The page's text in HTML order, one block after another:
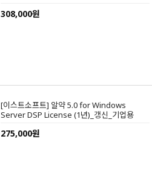
308,000원
[이스트소프트] 알약 5.0 for Windows
Server DSP License (1년)_갱신_기업용
275,000원